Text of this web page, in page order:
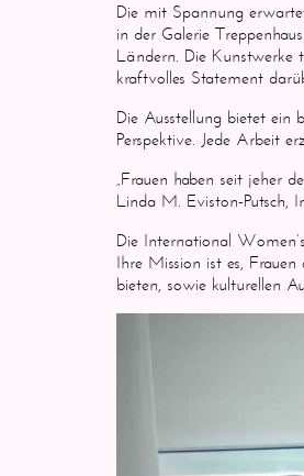
Die mit Spannung
in der Galerie
Ländern. Die Kunstwerke
kraftvolles Statement
Die Ausstellung bietet ein
Perspektive. Jede Arbeit
„Frauen haben seit jeher
Linda M. Eviston-Putsch,
Die International
Ihre Mission ist es,
bieten, sowie kulturellen